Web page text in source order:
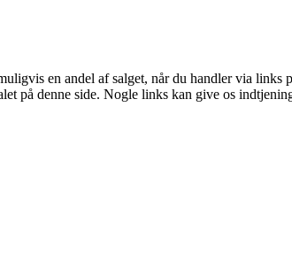
en andel af salget, når du handler via links
på denne side. Nogle links kan give os